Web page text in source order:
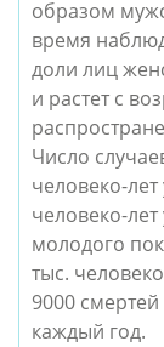
образом
время
доли лиц
и растет с
Число
человеко-
человеко-
молодого
тыс.
9000
каждый год.